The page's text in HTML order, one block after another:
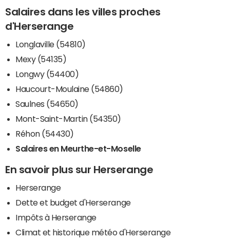
Salaires dans les villes proches
d'Herserange
Longlaville (54810)
Mexy (54135)
Longwy (54400)
Haucourt-Moulaine (54860)
Saulnes (54650)
Mont-Saint-Martin (54350)
Réhon (54430)
Salaires en Meurthe-et-Moselle
En savoir plus sur Herserange
Herserange
Dette et budget d'Herserange
Impôts à Herserange
Climat et historique météo d'Herserange